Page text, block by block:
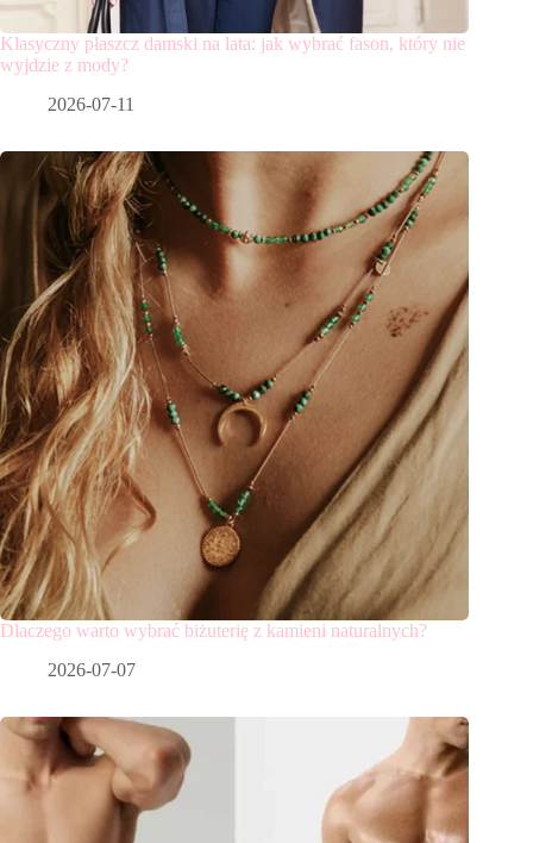
Klasyczny płaszcz damski na lata: jak wybrać fason, który nie
wyjdzie z mody?
2026-07-11
Dlaczego warto wybrać biżuterię z kamieni naturalnych?
2026-07-07